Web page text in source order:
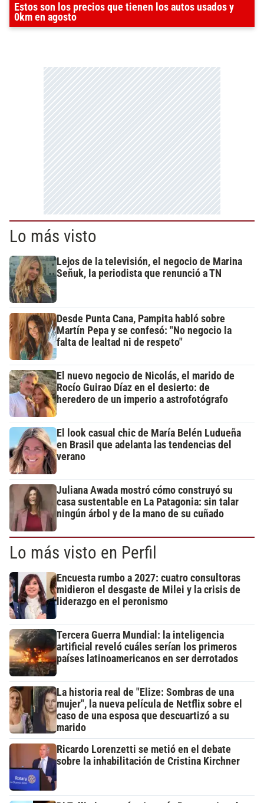
Estos son los precios que tienen los autos usados y
0km en agosto
Lo más visto
Lejos de la televisión, el negocio de Marina
Señuk, la periodista que renunció a TN
Desde Punta Cana, Pampita habló sobre
Martín Pepa y se confesó: "No negocio la
falta de lealtad ni de respeto"
El nuevo negocio de Nicolás, el marido de
Rocío Guirao Díaz en el desierto: de
heredero de un imperio a astrofotógrafo
El look casual chic de María Belén Ludueña
en Brasil que adelanta las tendencias del
verano
Juliana Awada mostró cómo construyó su
casa sustentable en La Patagonia: sin talar
ningún árbol y de la mano de su cuñado
Lo más visto en Perfil
Encuesta rumbo a 2027: cuatro consultoras
midieron el desgaste de Milei y la crisis de
liderazgo en el peronismo
Tercera Guerra Mundial: la inteligencia
artificial reveló cuáles serían los primeros
países latinoamericanos en ser derrotados
La historia real de "Elize: Sombras de una
mujer", la nueva película de Netflix sobre el
caso de una esposa que descuartizó a su
marido
Ricardo Lorenzetti se metió en el debate
sobre la inhabilitación de Cristina Kirchner